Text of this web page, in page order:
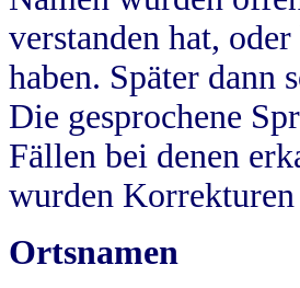
verstanden hat,
haben. Später dann
Die gesprochene
Fällen bei denen
wurden
Ortsnamen